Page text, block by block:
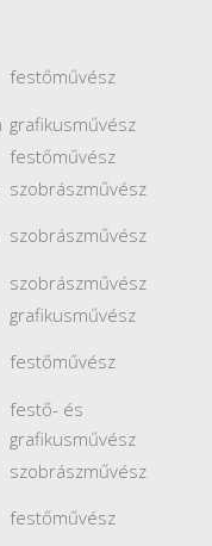
festőművész
grafikusművész
festőművész
szobrászművész
szobrászművész
szobrászművész
grafikusművész
festőművész
festő- és
grafikusművész
szobrászművész
festőművész